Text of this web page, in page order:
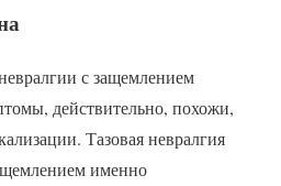
с защемлением
действительно, похожи,
Тазовая невралгия
именно